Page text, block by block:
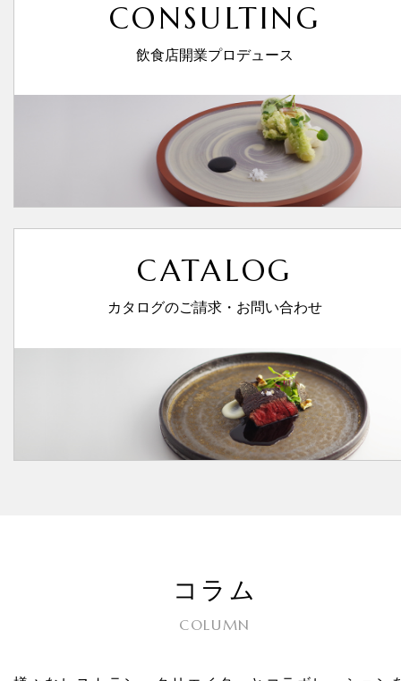
CONSULTING
飲食店開業プロデュース
CATALOG
カタログのご請求・お問い合わせ
コラム
COLUMN